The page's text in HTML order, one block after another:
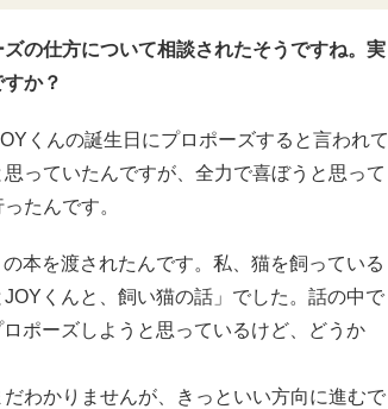
の仕方について相談されたそうですね。実
か？
くんの誕生日にプロポーズすると言われて
っていたんですが、全力で喜ぼうと思って
たんです。
本を渡されたんです。私、猫を飼っている
くんと、飼い猫の話」でした。話の中で
ポーズしようと思っているけど、どうか
わかりませんが、きっといい方向に進むで